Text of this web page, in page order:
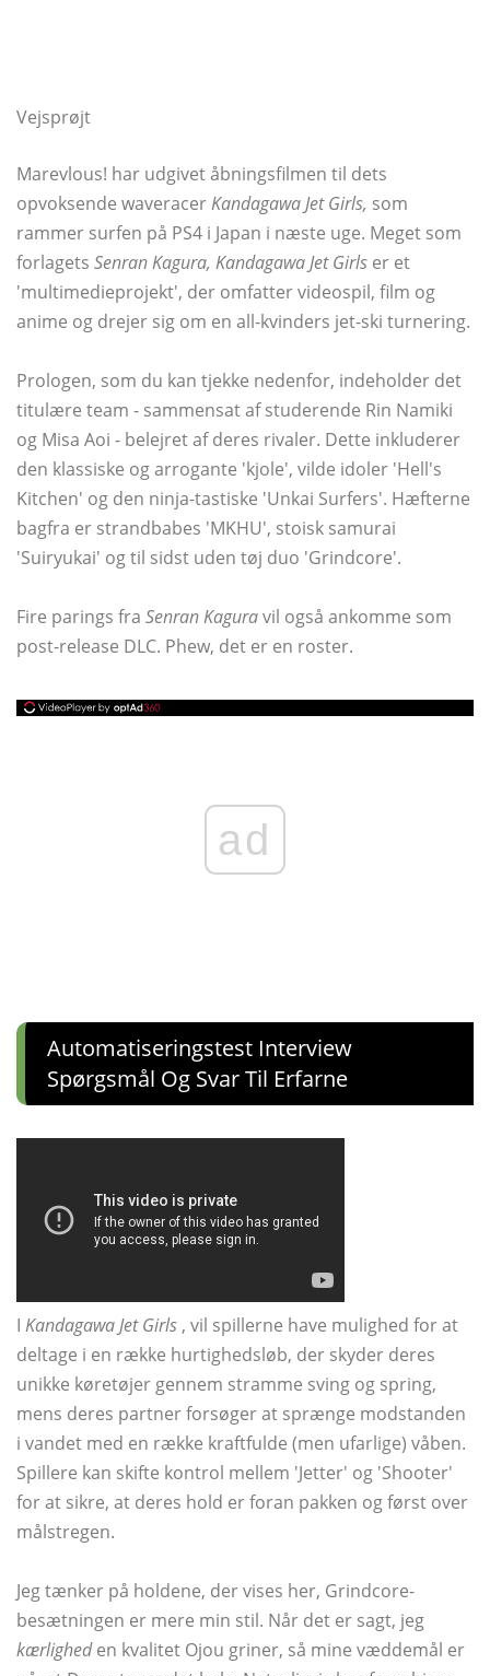
Vejsprøjt
Marevlous! har udgivet åbningsfilmen til dets
opvoksende waveracerKandagawa Jet Girls, som
rammer surfen på PS4 i Japan i næste uge. Meget som
forlagets Senran Kagura, Kandagawa Jet Girls er et
'multimedieprojekt', der omfatter videospil, film og
anime og drejer sig om en all-kvinders jet-ski turnering.
Prologen, som du kan tjekke nedenfor, indeholder det
titulære team - sammensat af studerende Rin Namiki
og Misa Aoi - belejret af deres rivaler. Dette inkluderer
den klassiske og arrogante 'kjole', vilde idoler 'Hell's
Kitchen' og den ninja-tastiske 'Unkai Surfers'. Hæfterne
bagfra er strandbabes 'MKHU', stoisk samurai
'Suiryukai' og til sidst uden tøj duo 'Grindcore'.
Fire parings fra Senran Kaguravil også ankomme som
post-release DLC. Phew, det er en roster.
ad
Automatiseringstest Interview
Spørgsmål Og Svar Til Erfarne
I Kandagawa Jet Girls , vil spillerne have mulighed for at
deltage i en række hurtighedsløb, der skyder deres
unikke køretøjer gennem stramme sving og spring,
mens deres partner forsøger at sprænge modstanden
i vandet med en række kraftfulde (men ufarlige) våben.
Spillere kan skifte kontrol mellem 'Jetter' og 'Shooter'
for at sikre, at deres hold er foran pakken og først over
målstregen.
Jeg tænker på holdene, der vises her, Grindcore-
besætningen er mere min stil. Når det er sagt, jeg
kærligheden kvalitet Ojou griner, så mine væddemål er